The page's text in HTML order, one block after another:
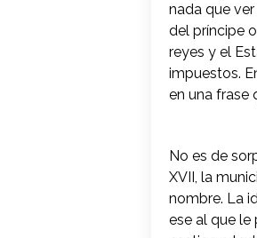
nada que
del príncipe
reyes y el
impuestos.
en una frase
No es de
XVII, la
nombre. La
ese al que le